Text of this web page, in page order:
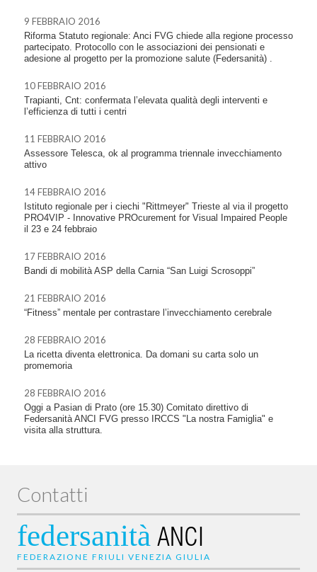
9 FEBBRAIO 2016
Riforma Statuto regionale: Anci FVG chiede alla regione processo
partecipato. Protocollo con le associazioni dei pensionati e
adesione al progetto per la promozione salute (Federsanità) .
10 FEBBRAIO 2016
Trapianti, Cnt: confermata l’elevata qualità degli interventi e
l’efficienza di tutti i centri
11 FEBBRAIO 2016
Assessore Telesca, ok al programma triennale invecchiamento
attivo
14 FEBBRAIO 2016
Istituto regionale per i ciechi "Rittmeyer" Trieste al via il progetto
PRO4VIP - Innovative PROcurement for Visual Impaired People
il 23 e 24 febbraio
17 FEBBRAIO 2016
Bandi di mobilità ASP della Carnia “San Luigi Scrosoppi”
21 FEBBRAIO 2016
“Fitness” mentale per contrastare l’invecchiamento cerebrale
28 FEBBRAIO 2016
La ricetta diventa elettronica. Da domani su carta solo un
promemoria
28 FEBBRAIO 2016
Oggi a Pasian di Prato (ore 15.30) Comitato direttivo di
Federsanità ANCI FVG presso IRCCS "La nostra Famiglia" e
visita alla struttura.
Contatti
federsanità ANCI
FEDERAZIONE FRIULI VENEZIA GIULIA